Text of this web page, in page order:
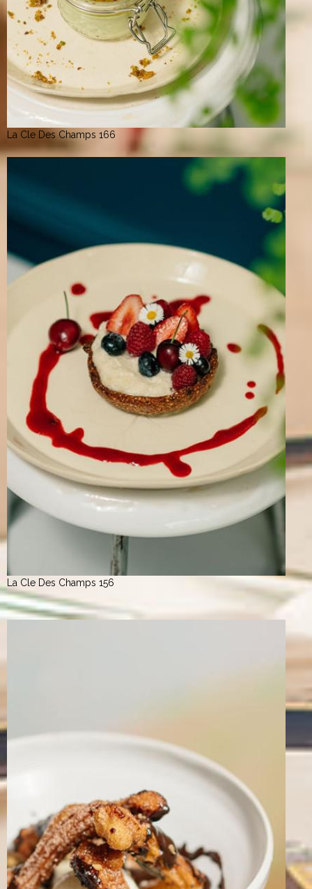
La Cle Des Champs 166
La Cle Des Champs 156